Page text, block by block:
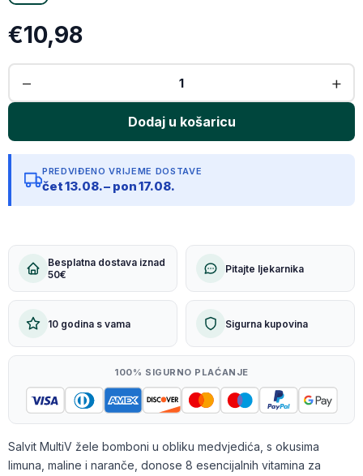
€10,98
PREDVIĐENO VRIJEME DOSTAVE
čet 13.08. – pon 17.08.
Besplatna dostava iznad
50€
Pitajte ljekarnika
10 godina s vama Sigurna kupovina
100% SIGURNO PLAĆANJE
Salvit MultiV žele bomboni u obliku medvjedića, s okusima
limuna, maline i naranče, donose 8 esencijalnih vitamina za